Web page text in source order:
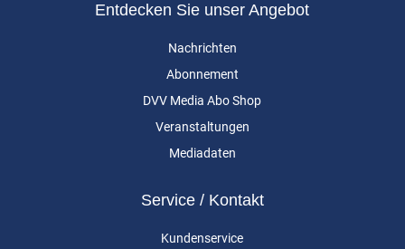
Entdecken Sie unser Angebot
Nachrichten
Abonnement
DVV Media Abo Shop
Veranstaltungen
Mediadaten
Service / Kontakt
Kundenservice